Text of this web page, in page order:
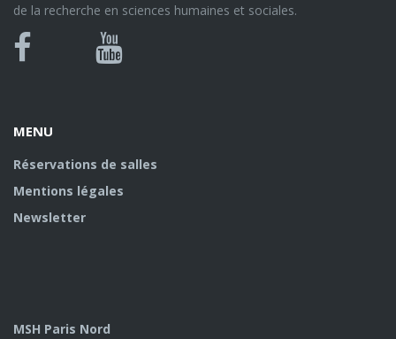
de la recherche en sciences humaines et sociales.
Bluesky
Canal
MENU
Réservations de salles
Mentions légales
Newsletter
MSH Paris Nord